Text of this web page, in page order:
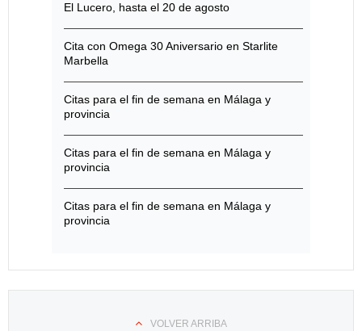
El Lucero, hasta el 20 de agosto
Cita con Omega 30 Aniversario en Starlite
Marbella
Citas para el fin de semana en Málaga y
provincia
Citas para el fin de semana en Málaga y
provincia
Citas para el fin de semana en Málaga y
provincia
VOLVER ARRIBA